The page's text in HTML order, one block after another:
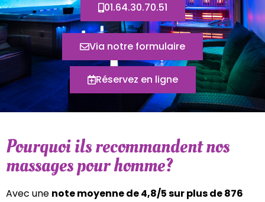
01.64.30.70.51
Via notre formulaire
Réservez en ligne
Pourquoi ils recommandent nos
massages pour homme?
Avec une note moyenne de 4,8/5 sur plus de 876